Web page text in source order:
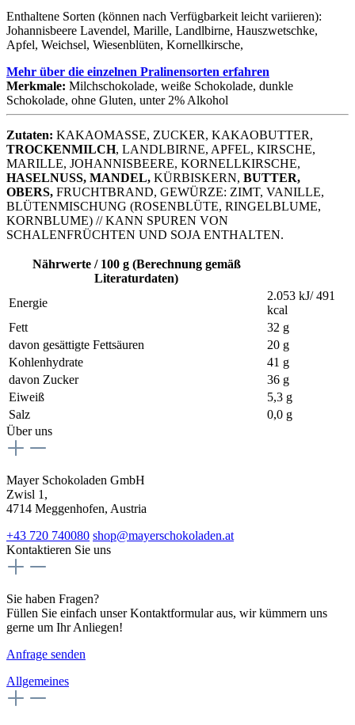
Enthaltene Sorten (können nach Verfügbarkeit leicht variieren):
Johannisbeere Lavendel, Marille, Landlbirne, Hauszwetschke,
Apfel, Weichsel, Wiesenblüten, Kornellkirsche,
Mehr über die einzelnen Pralinensorten erfahren
Merkmale: Milchschokolade, weiße Schokolade, dunkle
Schokolade, ohne Gluten, unter 2% Alkohol
Zutaten: KAKAOMASSE, ZUCKER, KAKAOBUTTER,
TROCKENMILCH, LANDLBIRNE, APFEL, KIRSCHE,
MARILLE, JOHANNISBEERE, KORNELLKIRSCHE,
HASELNUSS, MANDEL, KÜRBISKERN, BUTTER,
OBERS, FRUCHTBRAND, GEWÜRZE: ZIMT, VANILLE,
BLÜTENMISCHUNG (ROSENBLÜTE, RINGELBLUME,
KORNBLUME) // KANN SPUREN VON
SCHALENFRÜCHTEN UND SOJA ENTHALTEN.
Nährwerte / 100 g (Berechnung gemäß
Literaturdaten)
Energie
2.053 kJ/ 491
kcal
Fett
32 g
davon gesättigte Fettsäuren
20 g
Kohlenhydrate
41 g
davon Zucker
36 g
Eiweiß
5,3 g
Salz
0,0 g
Über uns
Mayer Schokoladen GmbH
Zwisl 1,
4714 Meggenhofen, Austria
+43 720 740080 shop@mayerschokoladen.at
Kontaktieren Sie uns
Sie haben Fragen?
Füllen Sie einfach unser Kontaktformular aus, wir kümmern uns
gerne um Ihr Anliegen!
Anfrage senden
Allgemeines